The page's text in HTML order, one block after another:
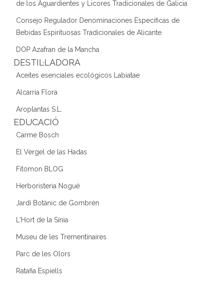
de los Aguardientes y Licores Tradicionales de Galicia
Consejo Regulador Denominaciones Específicas de
Bebidas Espirituosas Tradicionales de Alicante
DOP Azafran de la Mancha
DESTIL·LADORA
Aceites esenciales ecológicos Labiatae
Alcarria Flora
Aroplantas S.L.
EDUCACIÓ
Carme Bosch
El Vergel de las Hadas
Fitomon BLOG
Herboristeria Nogué
Jardí Botànic de Gombrèn
L'Hort de la Sínia
Museu de les Trementinaires
Parc de les Olors
Ratafia Espiells